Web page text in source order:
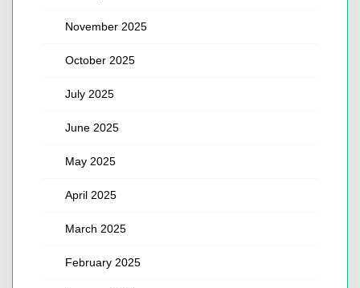
November 2025
October 2025
July 2025
June 2025
May 2025
April 2025
March 2025
February 2025